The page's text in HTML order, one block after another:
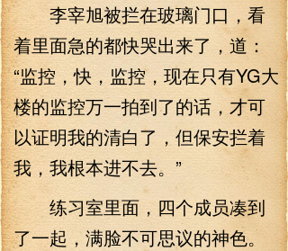
李宰旭被拦在玻璃门口，看
着里面急的都快哭出来了，道：
“监控，快，监控，现在只有YG大
楼的监控万一拍到了的话，才可
以证明我的清白了，但保安拦着
我，我根本进不去。”
练习室里面，四个成员凑到
了一起，满脸不可思议的神色。